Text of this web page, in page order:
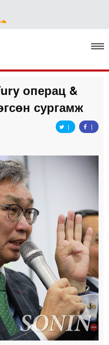
засагоперац &
сургамж